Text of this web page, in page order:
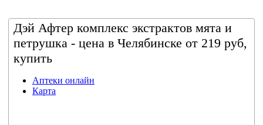
Дэй Афтер комплекс экстрактов мята и
петрушка - цена в Челябинске от 219 руб,
купить
Аптеки онлайн
Карта